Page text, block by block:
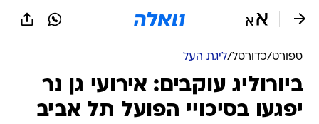
ספורט/כדורסל/ליגת העל
ביורוליג עוקבים: אירועי גן נר
יפגעו בסיכויי הפועל תל אביב